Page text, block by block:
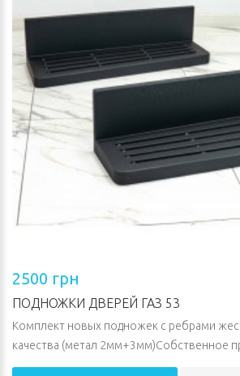
2500 грн
ПОДНОЖКИ ДВЕРЕЙ ГАЗ 53
Комплект новых подножек с ребрами
качества (метал 2мм+3мм)Собственное